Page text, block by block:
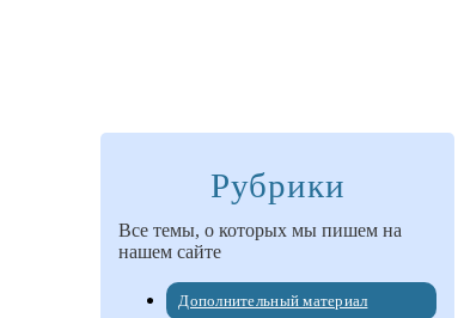
Рубрики
Все темы, о которых мы пишем на
нашем сайте
Дополнительный материал